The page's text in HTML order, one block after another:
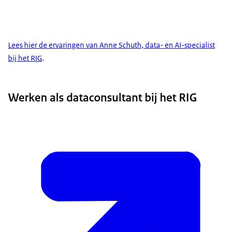
Lees hier de ervaringen van Anne Schuth, data- en AI-specialist
bij het RIG.
Werken als dataconsultant bij het RIG